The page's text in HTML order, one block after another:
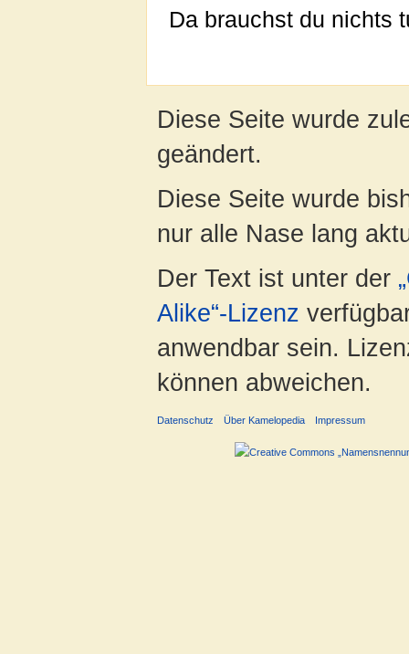
Da brauchst du nichts
Diese Seite wurde
geändert.
Diese Seite wurde
nur alle Nase lang
Der Text ist unter der
Alike“-Lizenz
anwendbar sein.
können abweichen.
Datenschutz Über Kamelopedia Impressum